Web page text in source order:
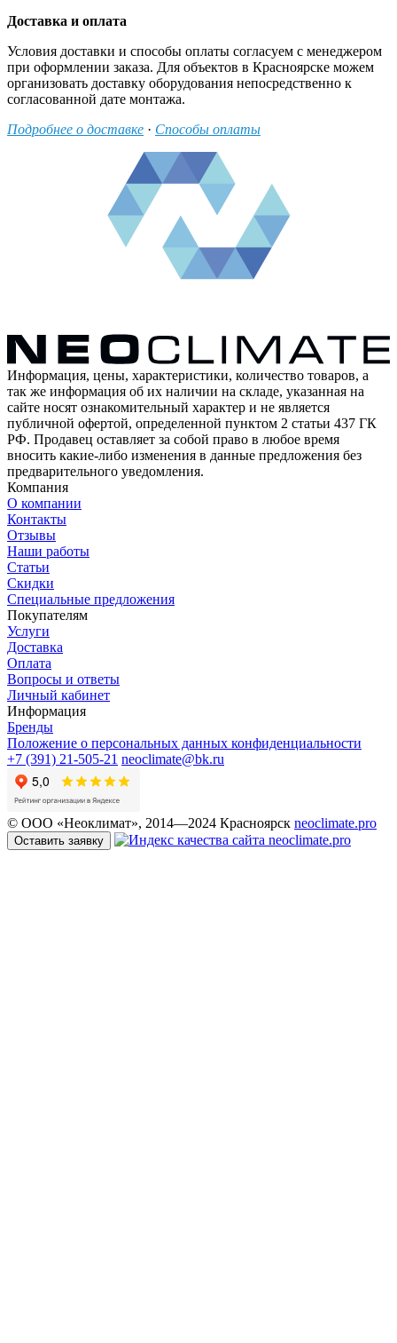
Доставка и оплата
Условия доставки и способы оплаты согласуем с менеджером
при оформлении заказа. Для объектов в Красноярске можем
организовать доставку оборудования непосредственно к
согласованной дате монтажа.
Подробнее о доставке · Способы оплаты
Информация, цены, характеристики, количество товаров, а
так же информация об их наличии на складе, указанная на
сайте носят ознакомительный характер и не является
публичной офертой, определенной пунктом 2 статьи 437 ГК
РФ. Продавец оставляет за собой право в любое время
вносить какие-либо изменения в данные предложения без
предварительного уведомления.
Компания
О компании
Контакты
Отзывы
Наши работы
Статьи
Скидки
Специальные предложения
Покупателям
Услуги
Доставка
Оплата
Вопросы и ответы
Личный кабинет
Информация
Бренды
Положение о персональных данных конфиденциальности
+7 (391) 21-505-21 neoclimate@bk.ru
© ООО «Неоклимат», 2014—2024 Красноярск neoclimate.pro
Оставить заявку